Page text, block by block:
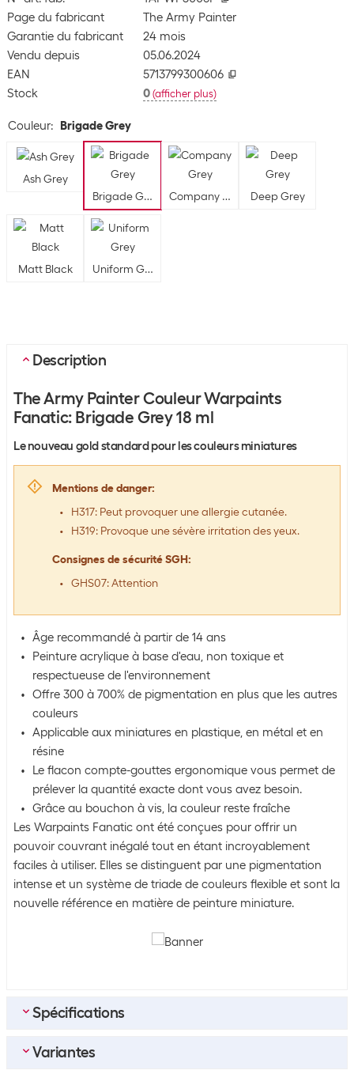
Page du fabricant
The Army Painter
Garantie du fabricant
24 mois
Vendu depuis
05.06.2024
EAN
5713799300606
Stock
0 (afficher plus)
Couleur: Brigade Grey
Ash Grey
Brigade Grey
Company Grey Deep Grey
Matt Black Uniform Grey
Description
The Army Painter Couleur Warpaints
Fanatic: Brigade Grey 18 ml
Le nouveau gold standard pour les couleurs miniatures
Mentions de danger:
H317: Peut provoquer une allergie cutanée.
H319: Provoque une sévère irritation des yeux.
Consignes de sécurité SGH:
GHS07: Attention
Âge recommandé à partir de 14 ans
Peinture acrylique à base d'eau, non toxique et
respectueuse de l'environnement
Offre 300 à 700% de pigmentation en plus que les autres
couleurs
Applicable aux miniatures en plastique, en métal et en
résine
Le flacon compte-gouttes ergonomique vous permet de
prélever la quantité exacte dont vous avez besoin.
Grâce au bouchon à vis, la couleur reste fraîche
Les Warpaints Fanatic ont été conçues pour offrir un
pouvoir couvrant inégalé tout en étant incroyablement
faciles à utiliser. Elles se distinguent par une pigmentation
intense et un système de triade de couleurs flexible et sont la
nouvelle référence en matière de peinture miniature.
Spécifications
Contenu de la commande
Variantes